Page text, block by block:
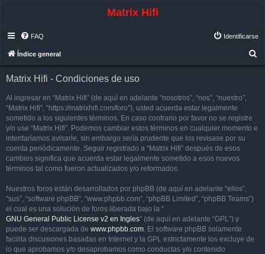
Matrix Hifi
FAQ Identificarse
Índice general
Matrix Hifi - Condiciones de uso
Al ingresar en “Matrix Hifi” (de aquí en adelante “nosotros”, “nos”, “nuestro”,
“Matrix Hifi”, “https://matrixhifi.com/foro”), usted acuerda estar legalmente
sometido a los siguientes términos. En caso contrario por favor no se registre
y/o use “Matrix Hifi”. Podemos cambiar estos términos en cualquier momento e
intentaríamos avisarle, sin embargo sería prudente que los revisase por su
cuenta periódicamente. Seguir registrado a “Matrix Hifi” después de esos
cambios significa que acuerda estar legalmente sometido a esos nuevos
términos tal como fueron actualizados y/o reformados.
Nuestros foros están desarrollados por phpBB (de aquí en adelante “ellos”,
“sus”, “software phpBB”, “www.phpbb.com”, “phpBB Limited”, “phpBB Teams”)
el cual es una solución de foros liberada bajo la “
GNU General Public License v2 en Ingles” (de aquí en adelante “GPL”) y
puede ser descargada de www.phpbb.com. El software phpBB solamente
facilita discusiones basadas en Internet y la GPL estrictamente los excluye de
lo que aprobamos y/o desaprobamos como conductas y/o contenido